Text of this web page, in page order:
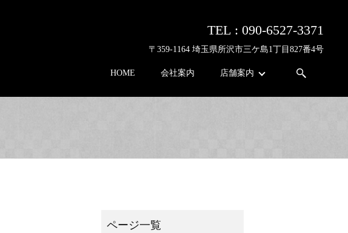
HOME 会社案内 店舗案内
TEL : 090-6527-3371
〒359-1164 埼玉県所沢市三ケ島1丁目827番4号